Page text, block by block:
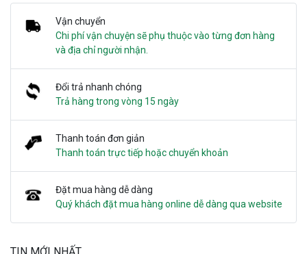
Vận chuyển
Chi phí vận chuyện sẽ phụ thuộc vào từng đơn hàng
và địa chỉ người nhận.
Đổi trả nhanh chóng
Trả hàng trong vòng 15 ngày
Thanh toán đơn giản
Thanh toán trực tiếp hoặc chuyển khoản
Đặt mua hàng dễ dàng
Quý khách đặt mua hàng online dễ dàng qua website